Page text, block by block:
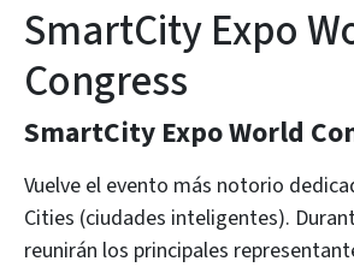
SmartCity Expo
Congress
SmartCity Expo World
Vuelve el evento más notorio
Cities (ciudades inteligentes).
reunirán los principales